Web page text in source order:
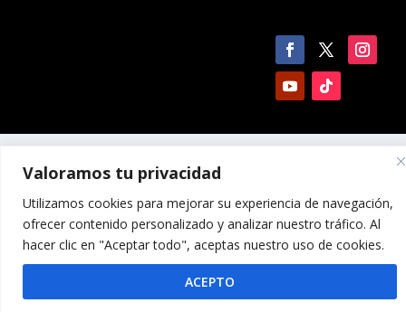
Valoramos tu privacidad
Utilizamos cookies para mejorar su experiencia de navegación,
ofrecer contenido personalizado y analizar nuestro tráfico. Al
hacer clic en "Aceptar todo", aceptas nuestro uso de cookies.
ACEPTO